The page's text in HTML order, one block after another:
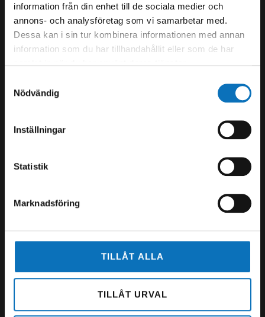
information från din enhet till de sociala medier och
annons- och analysföretag som vi samarbetar med.
Dessa kan i sin tur kombinera informationen med annan
information som du har tillhandahållit eller som de har
Nödvändig
Inställningar
Statistik
Marknadsföring
TILLÅT ALLA
TILLÅT URVAL
Öppettider:
Mån-Tor 07.00 – 16.30
Fredag 07.00-14.00
SWEBOLT Norrköping AB
Sommartider V27-34:
Mån-Tor 07.00-14.00
Fredag 07.00-13.00
Öppettider: